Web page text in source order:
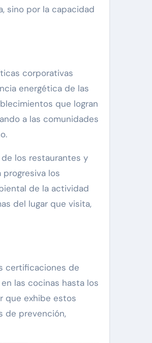
sino por la capacidad
corporativas
energética de las
que logran
a las comunidades
los restaurantes y
los
de la actividad
del lugar que visita,
certificaciones de
las cocinas hasta los
que exhibe estos
de prevención,